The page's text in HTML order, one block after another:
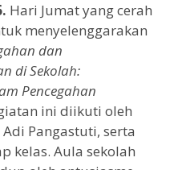
Hari Jumat yang cerah
menyelenggarakan
dan
di Sekolah:
Pencegahan
ini diikuti oleh
Adi Pangastuti, serta
kelas. Aula sekolah